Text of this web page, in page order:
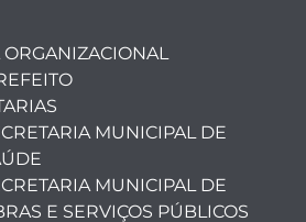
ORGANIZACIONAL
MUNICIPAL DE
MUNICIPAL DE
E SERVIÇOS PÚBLICOS